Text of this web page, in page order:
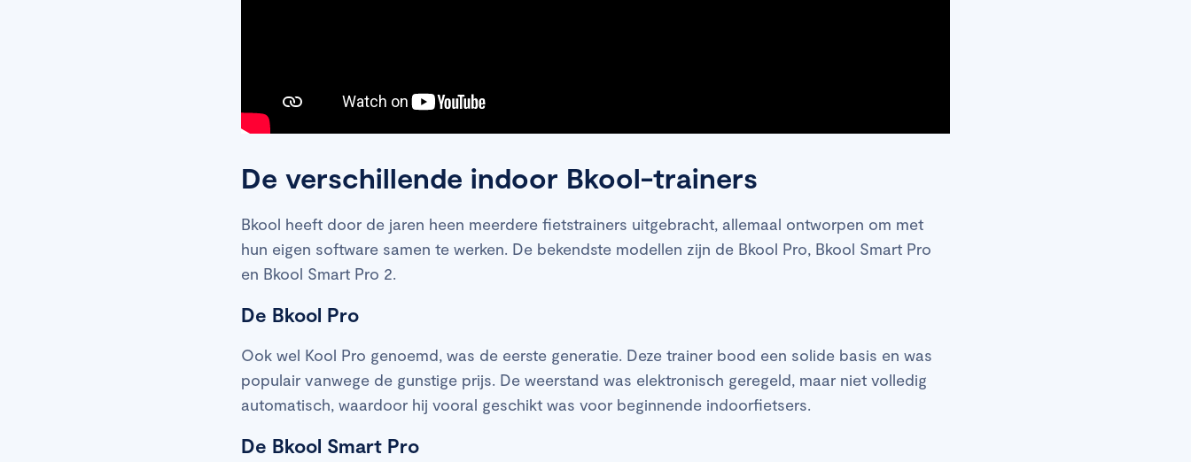
De verschillende indoor Bkool-trainers
Bkool heeft door de jaren heen meerdere fietstrainers uitgebracht, allemaal ontworpen om met
hun eigen software samen te werken. De bekendste modellen zijn de Bkool Pro, Bkool Smart Pro
en Bkool Smart Pro 2.
De Bkool Pro
Ook wel Kool Pro genoemd, was de eerste generatie. Deze trainer bood een solide basis en was
populair vanwege de gunstige prijs. De weerstand was elektronisch geregeld, maar niet volledig
automatisch, waardoor hij vooral geschikt was voor beginnende indoorfietsers.
De Bkool Smart Pro